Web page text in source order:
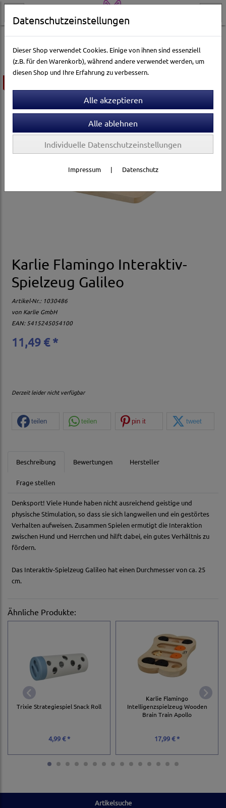
Artikelsuche
Hundewelt Hundespielzeug & Sport Intelligenz
Karlie Flamingo Interaktiv-
Spielzeug Galileo
Artikel-Nr.: 1030486
von Karlie GmbH
EAN: 5415245054100
11,49 € *
Derzeit leider nicht verfügbar
teilen teilen pin it tweet
Beschreibung Bewertungen Hersteller
Frage stellen
Denksport! Viele Hunde haben nicht ausreichend geistige und
physische Stimulation, so dass sie sich langweilen und ein gestörtes
Verhalten aufweisen. Zusammen Spielen ermutigt die Interaktion
zwischen Hund und Herrchen und hilft dabei, ein gutes Verhältnis zu
fördern.
Das Interaktiv-Spielzeug Galileo hat einen Durchmesser von ca. 25
cm.
Ähnliche Produkte:
Trixie Strategiespiel Snack Roll
4,99 € *
Karlie Flamingo
Intelligenzspielzeug Wooden
Brain Train Apollo
17,99 € *
Datenschutzeinstellungen
Dieser Shop verwendet Cookies. Einige von ihnen sind essenziell
(z.B. für den Warenkorb), während andere verwendet werden, um
diesen Shop und Ihre Erfahrung zu verbessern.
Individuelle Datenschutzeinstellungen
Impressum | Datenschutz